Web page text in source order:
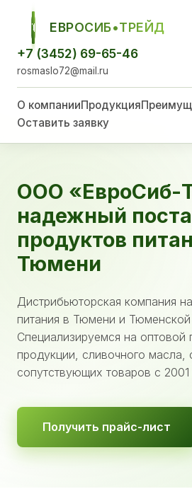
ЕСТ
ЕВРОСИБ•ТРЕЙД
+7 (3452) 69-65-46
rosmaslo72@mail.ru
О компанииПродукция
Оставить заявку
ООО «ЕвроСиб-
надежный
продуктов
Тюмени
Дистрибьюторская компания
питания в Тюмени и Тюменской
Специализируемся на оптовой
продукции, сливочного масла,
сопутствующих товаров с 2001
Получить прайс-лист